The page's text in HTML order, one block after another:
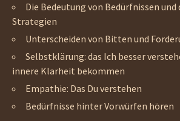
Die Bedeutung von Bedürfnissen und
Strategien
Unterscheiden von Bitten und
Selbstklärung: das Ich besser
innere Klarheit bekommen
Empathie: Das Du verstehen
Bedürfnisse hinter Vorwürfen hören